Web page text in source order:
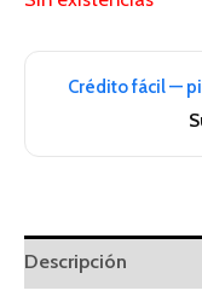
Crédito fácil —
Descripción